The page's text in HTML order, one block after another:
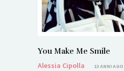
You Make Me Smile
Alessia Cipolla
13 ANNI AGO